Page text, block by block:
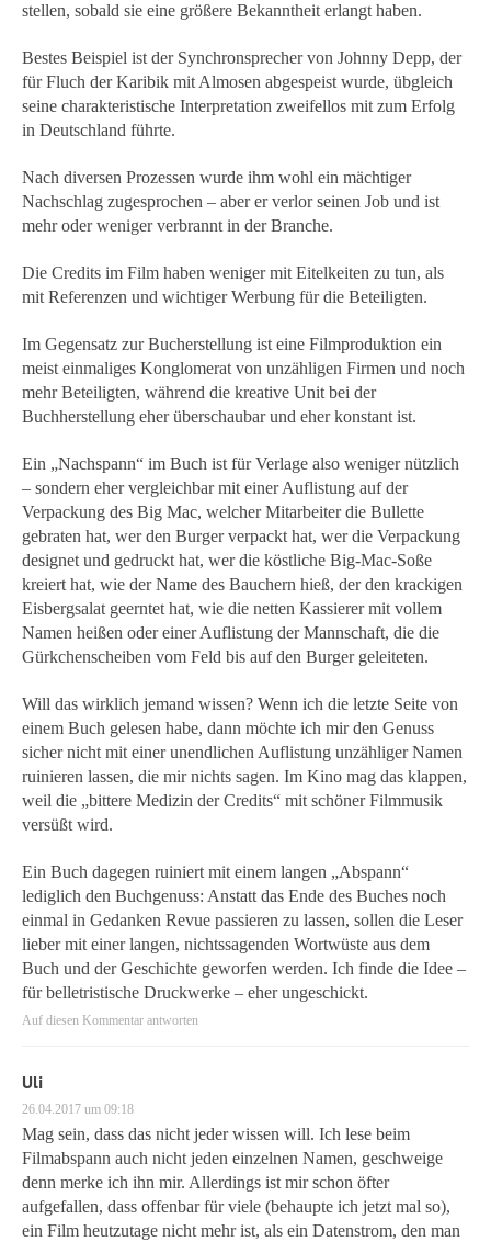
stellen, sobald sie eine größere Bekanntheit erlangt haben.
Bestes Beispiel ist der Synchronsprecher von Johnny Depp, der
für Fluch der Karibik mit Almosen abgespeist wurde, übgleich
seine charakteristische Interpretation zweifellos mit zum Erfolg
in Deutschland führte.
Nach diversen Prozessen wurde ihm wohl ein mächtiger
Nachschlag zugesprochen – aber er verlor seinen Job und ist
mehr oder weniger verbrannt in der Branche.
Die Credits im Film haben weniger mit Eitelkeiten zu tun, als
mit Referenzen und wichtiger Werbung für die Beteiligten.
Im Gegensatz zur Bucherstellung ist eine Filmproduktion ein
meist einmaliges Konglomerat von unzähligen Firmen und noch
mehr Beteiligten, während die kreative Unit bei der
Buchherstellung eher überschaubar und eher konstant ist.
Ein „Nachspann“ im Buch ist für Verlage also weniger nützlich
– sondern eher vergleichbar mit einer Auflistung auf der
Verpackung des Big Mac, welcher Mitarbeiter die Bullette
gebraten hat, wer den Burger verpackt hat, wer die Verpackung
designet und gedruckt hat, wer die köstliche Big-Mac-Soße
kreiert hat, wie der Name des Bauchern hieß, der den krackigen
Eisbergsalat geerntet hat, wie die netten Kassierer mit vollem
Namen heißen oder einer Auflistung der Mannschaft, die die
Gürkchenscheiben vom Feld bis auf den Burger geleiteten.
Will das wirklich jemand wissen? Wenn ich die letzte Seite von
einem Buch gelesen habe, dann möchte ich mir den Genuss
sicher nicht mit einer unendlichen Auflistung unzähliger Namen
ruinieren lassen, die mir nichts sagen. Im Kino mag das klappen,
weil die „bittere Medizin der Credits“ mit schöner Filmmusik
versüßt wird.
Ein Buch dagegen ruiniert mit einem langen „Abspann“
lediglich den Buchgenuss: Anstatt das Ende des Buches noch
einmal in Gedanken Revue passieren zu lassen, sollen die Leser
lieber mit einer langen, nichtssagenden Wortwüste aus dem
Buch und der Geschichte geworfen werden. Ich finde die Idee –
für belletristische Druckwerke – eher ungeschickt.
Auf diesen Kommentar antworten
Uli
26.04.2017 um 09:18
Mag sein, dass das nicht jeder wissen will. Ich lese beim
Filmabspann auch nicht jeden einzelnen Namen, geschweige
denn merke ich ihn mir. Allerdings ist mir schon öfter
aufgefallen, dass offenbar für viele (behaupte ich jetzt mal so),
ein Film heutzutage nicht mehr ist, als ein Datenstrom, den man